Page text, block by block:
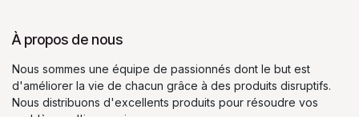
À propos de nous
Nous sommes une équipe de passionnés dont le but est
d'améliorer la vie de chacun grâce à des produits disruptifs.
Nous distribuons d'excellents produits pour résoudre vos